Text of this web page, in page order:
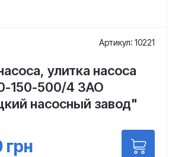
Артикул: 10221
улитка насоса
150-500/4 ЗАО
насосный завод"
грн